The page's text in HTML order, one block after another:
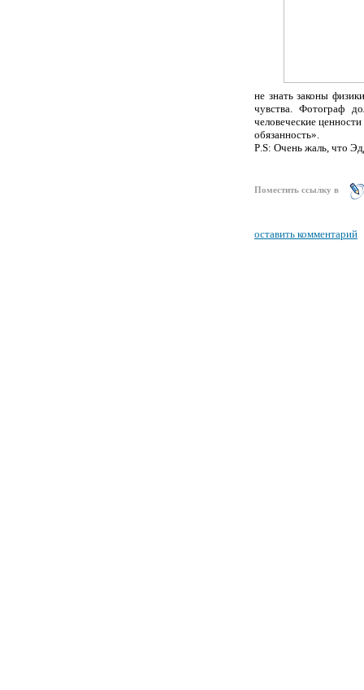
не знать законы
чувства. Фотограф
человеческие
обязанность».
P S: Очень жаль, что
Поместить ссылку в
оставить комментарий